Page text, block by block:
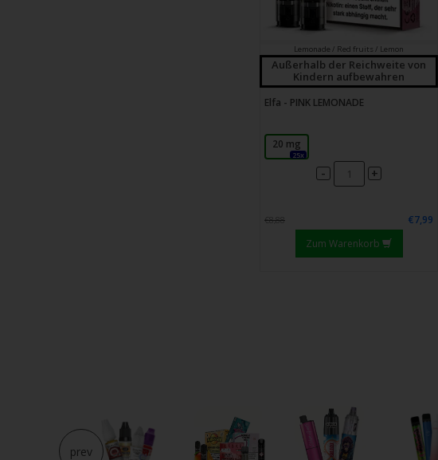
Lemonade / Red fruits / Lemon
Außerhalb der Reichweite von
Kindern aufbewahren
Elfa - PINK LEMONADE
20 mg
25x
- +
€8,88
€7,99
Zum Warenkorb
prev